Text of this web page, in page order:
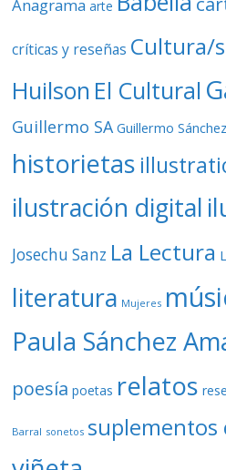
Anagrama arte
críticas y reseñas Cultura/s
Huilson El Cultural
Guillermo SA Guillermo
historietas
ilustración digital
Josechu Sanz La Lectura
literatura Mujeres
Paula Sánchez
poesía poetas relatos
Barral sonetos suplementos